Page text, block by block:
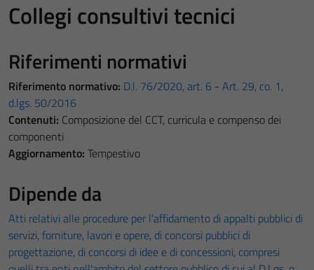
Collegi consultivi tecnici
Riferimenti normativi
Riferimento normativo: D.l. 76/2020, art. 6 - Art. 29, co. 1,
d.lgs. 50/2016
Contenuti: Composizione del CCT, curricula e compenso dei
componenti
Aggiornamento: Tempestivo
Dipende da
Atti relativi alle procedure per l’affidamento di appalti pubblici di
servizi, forniture, lavori e opere, di concorsi pubblici di
progettazione, di concorsi di idee e di concessioni, compresi